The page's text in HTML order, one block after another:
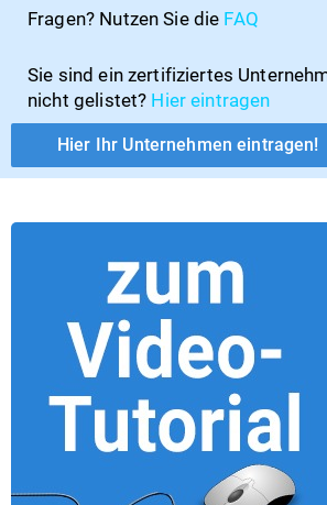
Fragen? Nutzen Sie die FAQ
Sie sind ein zertifiziertes
nicht gelistet? Hier eintragen
Hier Ihr Unternehmen eintragen!